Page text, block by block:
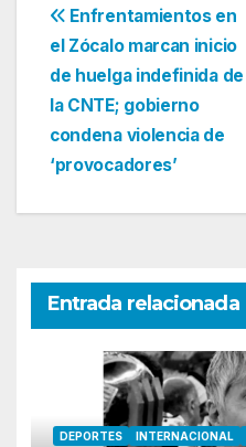
Navegación
de
entradas
Enfrentamientos en
el Zócalo marcan inicio
de huelga indefinida de
la CNTE; gobierno
condena violencia de
‘provocadores’
Entrada relacionada
DEPORTES INTERNACIONAL